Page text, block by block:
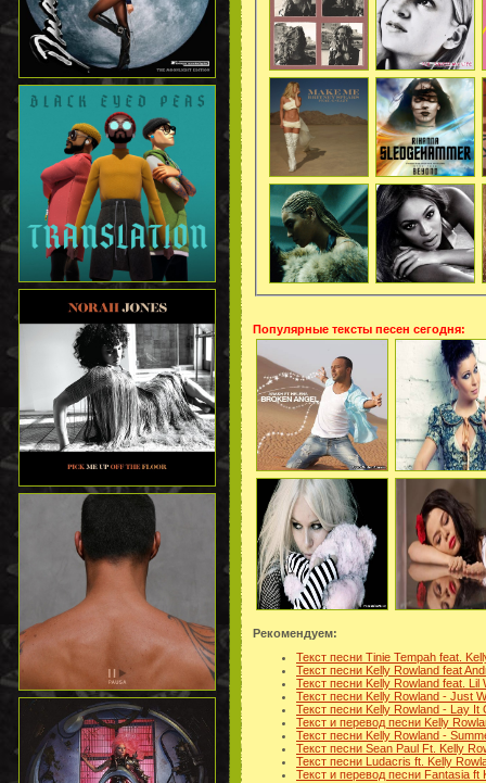
Популярные тексты песен сегодня:
Рекомендуем:
Текст песни Tinie Tempah feat.
Текст песни Kelly Rowland feat
Текст песни Kelly Rowland feat. Lil
Текст песни Kelly Rowland - Just
Текст песни Kelly Rowland - Lay It
Текст и перевод песни Kelly
Текст песни Kelly Rowland -
Текст песни Sean Paul Ft. Kelly
Текст песни Ludacris ft. Kelly
Текст и перевод песни Fantasia